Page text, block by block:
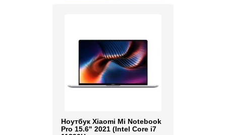
Ноутбук Xiaomi Mi Notebook
Pro 15.6" 2021 (Intel Core i7